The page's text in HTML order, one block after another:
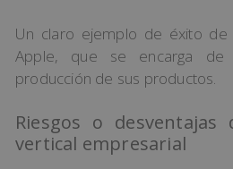
Un claro ejemplo de éxito de
Apple, que se encarga
producción de sus productos.
Riesgos o
vertical empresarial